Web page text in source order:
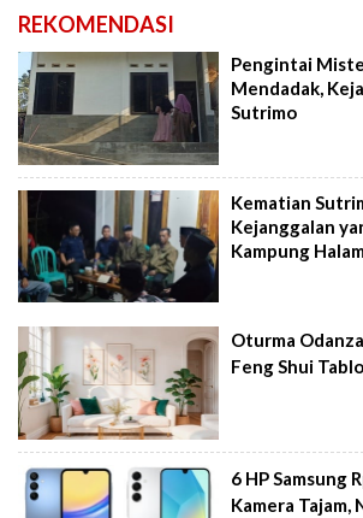
REKOMENDASI
Pengintai
Mendadak,
Sutrimo
Kematian
Kejanggalan
Kampung
Oturma
Feng Shui
6 HP Samsung
Kamera Tajam,